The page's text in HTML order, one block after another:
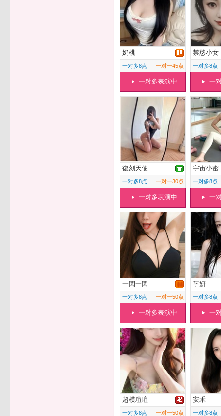
奶桃
一对多8点 一对一45点
一对多表演中
禁慾小女
一对多8点
一
復刻天使
一对多8点 一对一30点
一对多表演中
宇宙小密
一对多8点
一
一閃一閃
一对多8点 一对一50点
一对多表演中
芓妍
一对多8点
一
超模瑄瑄
一对多8点 一对一50点
安禾
一对多8点